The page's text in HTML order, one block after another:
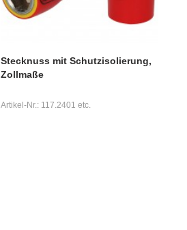
Stecknuss mit Schutzisolierung,
Zollmaße
Artikel-Nr.: 117.2401 etc.